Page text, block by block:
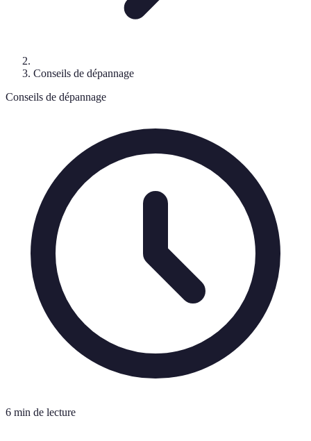
Conseils de dépannage
Conseils de dépannage
6 min de lecture